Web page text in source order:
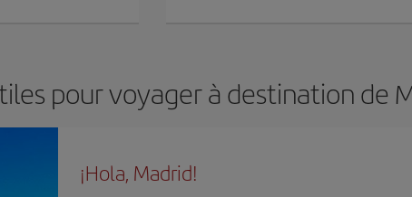
pour voyager à destination de
¡Hola, Madrid!